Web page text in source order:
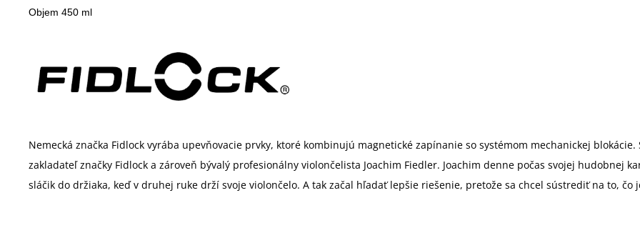
Objem 450 ml
Nemecká značka Fidlock vyrába upevňovacie prvky, ktoré kombinujú magnetické zapínanie so systémom mechanickej
zakladateľ značky Fidlock a zároveň bývalý profesionálny violončelista Joachim Fiedler. Joachim denne počas svojej hudobnej
sláčik do držiaka, keď v druhej ruke drží svoje violončelo. A tak začal hľadať lepšie riešenie, pretože sa chcel sústrediť na to,